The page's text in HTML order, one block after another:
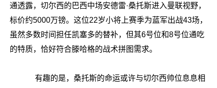
通透露，切尔西的巴西中场安德雷·桑托斯进入曼联视野，
标价约5000万镑。这位22岁小将上赛季为蓝军出战43场，
虽然多数时间担任凯塞多的替补，但其6号位和8号位通吃
的特质，恰好符合滕哈格的战术拼图需求。
有趣的是，桑托斯的命运或许与切尔西帅位息息相